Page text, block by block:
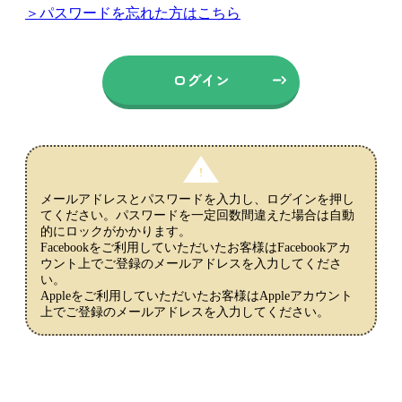
＞パスワードを忘れた方はこちら
メールアドレスとパスワードを入力し、ログインを押し
てください。パスワードを一定回数間違えた場合は自動
的にロックがかかります。
Facebookをご利用していただいたお客様はFacebookアカ
ウント上でご登録のメールアドレスを入力してくださ
い。
Appleをご利用していただいたお客様はAppleアカウント
上でご登録のメールアドレスを入力してください。